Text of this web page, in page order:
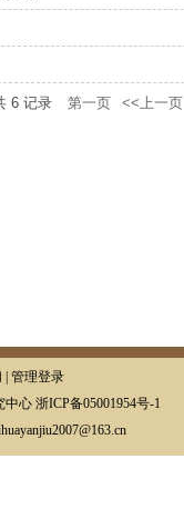
6 记录 第一页 <<上一页
管理登录
中心 浙ICP备05001954号-1